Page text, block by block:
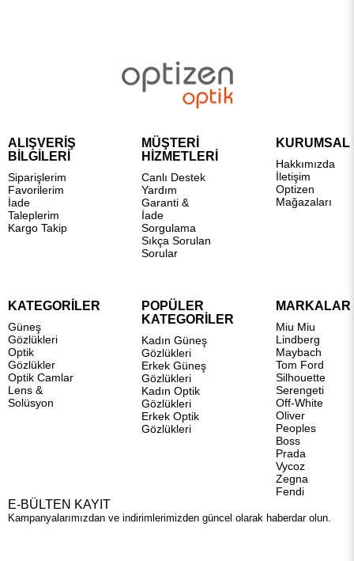
ALIŞVERİŞ
BİLGİLERİ
Siparişlerim
Favorilerim
İade
Taleplerim
Kargo Takip
MÜŞTERİ
HİZMETLERİ
Canlı Destek
Yardım
Garanti &
İade
Sorgulama
Sıkça Sorulan
Sorular
KURUMSAL
Hakkımızda
İletişim
Optizen
Mağazaları
KATEGORİLER
Güneş
Gözlükleri
Optik
Gözlükler
Optik Camlar
Lens &
Solüsyon
POPÜLER
KATEGORİLER
Kadın Güneş
Gözlükleri
Erkek Güneş
Gözlükleri
Kadın Optik
Gözlükleri
Erkek Optik
Gözlükleri
MARKALAR
Miu Miu
Lindberg
Maybach
Tom Ford
Silhouette
Serengeti
Off-White
Oliver
Peoples
Boss
Prada
Vycoz
Zegna
Fendi
E-BÜLTEN KAYIT
Kampanyalarımızdan ve indirimlerimizden güncel olarak haberdar olun.